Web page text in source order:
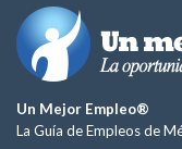
Un Mejor Empleo®
La Guía de Empleos de